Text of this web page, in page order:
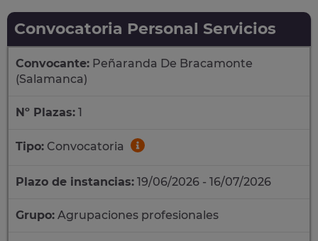
Convocatoria Personal Servicios
Convocante: Peñaranda De Bracamonte
(Salamanca)
Nº Plazas: 1
Tipo: Convocatoria
Plazo de instancias: 19/06/2026 - 16/07/2026
Grupo: Agrupaciones profesionales